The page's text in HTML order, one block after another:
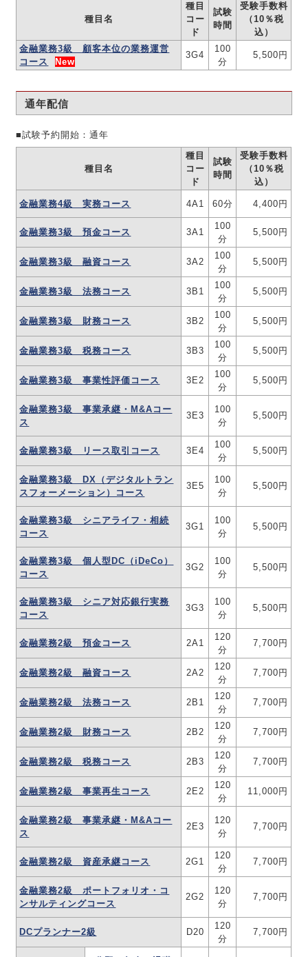
種目名
種目
コー
ド
試験
時間
受験手数料
（10％税
込）
金融業務3級 顧客本位の業務運営
コース
New
3G4
100
分
5,500円
通年配信
■試験予約開始：通年
種目名
種目
コー
ド
試験
時間
受験手数料
（10％税
込）
金融業務4級 実務コース 4A1 60分 4,400円
金融業務3級 預金コース 3A1
100
分
5,500円
金融業務3級 融資コース 3A2
100
分
5,500円
金融業務3級 法務コース 3B1
100
分
5,500円
金融業務3級 財務コース 3B2
100
分
5,500円
金融業務3級 税務コース 3B3
100
分
5,500円
金融業務3級 事業性評価コース 3E2
100
分
5,500円
金融業務3級 事業承継・M&Aコー
ス
3E3
100
分
5,500円
金融業務3級 リース取引コース 3E4
100
分
5,500円
金融業務3級 DX（デジタルトラン
スフォーメーション）コース
3E5
100
分
5,500円
金融業務3級 シニアライフ・相続
コース
3G1
100
分
5,500円
金融業務3級 個人型DC（iDeCo）
コース
3G2
100
分
5,500円
金融業務3級 シニア対応銀行実務
コース
3G3
100
分
5,500円
金融業務2級 預金コース 2A1
120
分
7,700円
金融業務2級 融資コース 2A2
120
分
7,700円
金融業務2級 法務コース 2B1
120
分
7,700円
金融業務2級 財務コース 2B2
120
分
7,700円
金融業務2級 税務コース 2B3
120
分
7,700円
金融業務2級 事業再生コース 2E2
120
分
11,000円
金融業務2級 事業承継・M&Aコー
ス
2E3
120
分
7,700円
金融業務2級 資産承継コース 2G1
120
分
7,700円
金融業務2級 ポートフォリオ・コ
ンサルティングコース
2G2
120
分
7,700円
DCプランナー2級 D20
120
分
7,700円